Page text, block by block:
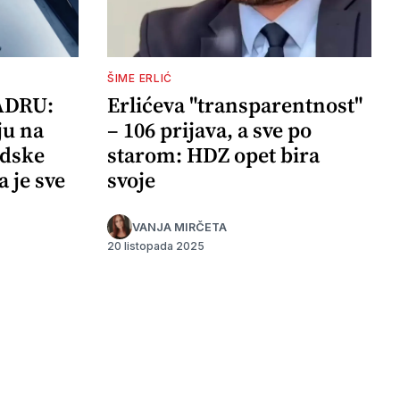
na
je sve
ŠIME ERLIĆ
Erlićeva "transparentnost"
– 106 prijava, a sve po
starom: HDZ opet bira
svoje
VANJA MIRČETA
20 listopada 2025